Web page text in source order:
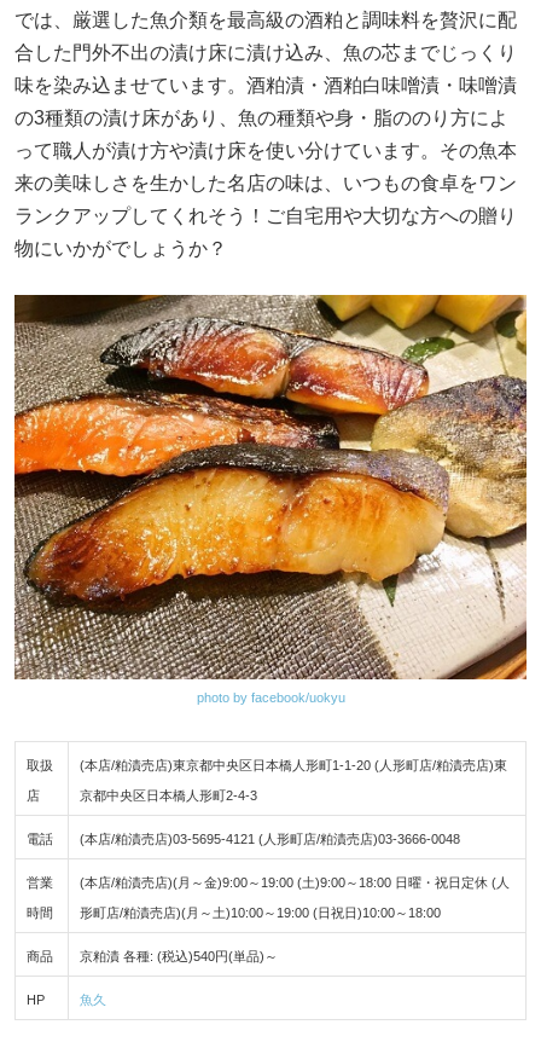
では、厳選した魚介類を最高級の酒粕と調味料を贅沢に配
合した門外不出の漬け床に漬け込み、魚の芯までじっくり
味を染み込ませています。酒粕漬・酒粕白味噌漬・味噌漬
の3種類の漬け床があり、魚の種類や身・脂ののり方によ
って職人が漬け方や漬け床を使い分けています。その魚本
来の美味しさを生かした名店の味は、いつもの食卓をワン
ランクアップしてくれそう！ご自宅用や大切な方への贈り
物にいかがでしょうか？
photo by facebook/uokyu
取扱
店
(本店/粕漬売店)東京都中央区日本橋人形町1-1-20 (人形町店/粕漬売店)東
京都中央区日本橋人形町2-4-3
電話 (本店/粕漬売店)03-5695-4121 (人形町店/粕漬売店)03-3666-0048
営業
時間
(本店/粕漬売店)(月～金)9:00～19:00 (土)9:00～18:00 日曜・祝日定休 (人
形町店/粕漬売店)(月～土)10:00～19:00 (日祝日)10:00～18:00
商品 京粕漬 各種: (税込)540円(単品)～
HP 魚久